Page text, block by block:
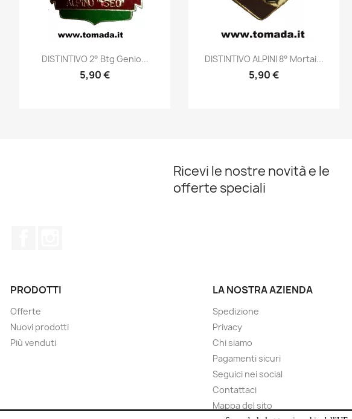
Anteprima
DISTINTIVO 2° Btg Genio...
5,90 €
Anteprima
DISTINTIVO ALPINI 8° Mortai...
5,90 €
Ricevi le nostre novità e le
offerte speciali
PRODOTTI
Offerte
Nuovi prodotti
Più venduti
LA NOSTRA AZIENDA
Spedizione
Privacy
Chi siamo
Pagamenti sicuri
Seguici nei social
Contattaci
Mappa del sito